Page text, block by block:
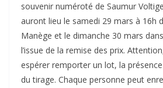
souvenir numéroté de Saumur
auront lieu le samedi 29 mars à 16h
Manège et le dimanche 30 mars
l’issue de la remise des prix.
espérer remporter un lot, la
du tirage. Chaque personne peut